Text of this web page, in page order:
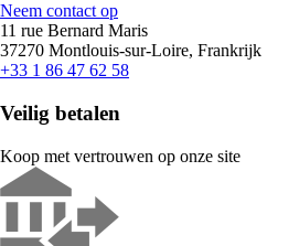
Neem contact op
11 rue Bernard Maris
37270 Montlouis-sur-Loire, Frankrijk
+33 1 86 47 62 58
Veilig betalen
Koop met vertrouwen op onze site